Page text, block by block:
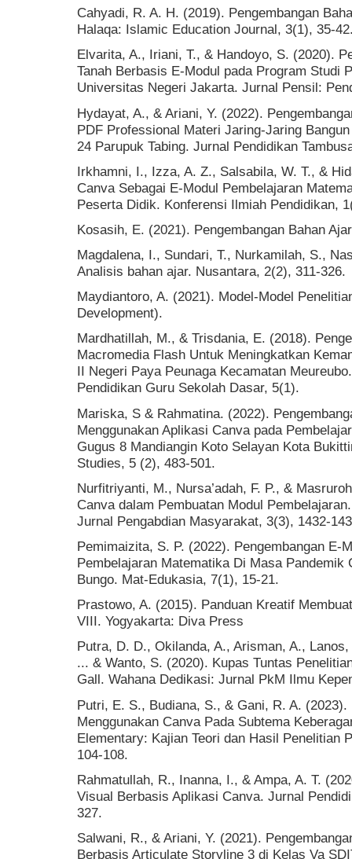
Cahyadi, R. A. H. (2019). Pengembangan
Halaqa: Islamic Education Journal, 3(1), 35-
Elvarita, A., Iriani, T., & Handoyo, S. (2020).
Tanah Berbasis E-Modul pada Program Studi
Universitas Negeri Jakarta. Jurnal Pensil:
Hydayat, A., & Ariani, Y. (2022).
PDF Professional Materi Jaring-Jaring
24 Parupuk Tabing. Jurnal Pendidikan
Irkhamni, I., Izza, A. Z., Salsabila, W. T., &
Canva Sebagai E-Modul Pembelajaran
Peserta Didik. Konferensi Ilmiah Pendidikan,
Kosasih, E. (2021). Pengembangan Bahan
Magdalena, I., Sundari, T., Nurkamilah, S.,
Analisis bahan ajar. Nusantara, 2(2), 311-326.
Maydiantoro, A. (2021). Model-Model
Development).
Mardhatillah, M., & Trisdania, E. (2018).
Macromedia Flash Untuk Meningkatkan
II Negeri Paya Peunaga Kecamatan
Pendidikan Guru Sekolah Dasar, 5(1).
Mariska, S & Rahmatina. (2022).
Menggunakan Aplikasi Canva pada
Gugus 8 Mandiangin Koto Selayan Kota
Studies, 5 (2), 483-501.
Nurfitriyanti, M., Nursa’adah, F. P., &
Canva dalam Pembuatan Modul
Jurnal Pengabdian Masyarakat, 3(3), 1432-
Pemimaizita, S. P. (2022). Pengembangan E-
Pembelajaran Matematika Di Masa
Bungo. Mat-Edukasia, 7(1), 15-21.
Prastowo, A. (2015). Panduan Kreatif
VIII. Yogyakarta: Diva Press
Putra, D. D., Okilanda, A., Arisman, A.,
... & Wanto, S. (2020). Kupas Tuntas
Gall. Wahana Dedikasi: Jurnal PkM Ilmu
Putri, E. S., Budiana, S., & Gani, R. A. (2023).
Menggunakan Canva Pada Subtema
Elementary: Kajian Teori dan Hasil Penelitian
104-108.
Rahmatullah, R., Inanna, I., & Ampa, A. T.
Visual Berbasis Aplikasi Canva. Jurnal
327.
Salwani, R., & Ariani, Y. (2021).
Berbasis Articulate Storyline 3 di Kelas Va